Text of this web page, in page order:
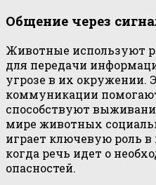
Общение через
Животные используют
для передачи
угрозе в их окружении.
коммуникации
способствуют
мире животных
играет ключевую роль в
когда речь идет о
опасностей.